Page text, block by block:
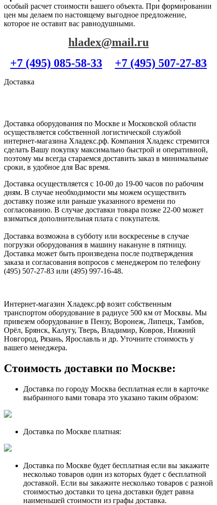
особый расчет стоимости вашего объекта. При формировании
цен мы делаем по настоящему выгодное предложение,
которое не оставит вас равнодушными.
hladex@mail.ru
+7 (495) 085-58-33
+7 (495) 507-27-83
Доставка
Доставка оборудования по Москве и Московской области
осуществляется собственной логистической службой
интернет-магазина Хладекс.рф. Компания Хладекс стремится
сделать Вашу покупку максимально быстрой и оперативной,
поэтому мы всегда стараемся доставить заказ в минимальные
сроки, в удобное для Вас время.
Доставка осуществляется с 10-00 до 19-00 часов по рабочим
дням. В случае необходимости мы можем осуществить
доставку позже или раньше указанного времени по
согласованию. В случае доставки товара позже 22-00 может
взиматься дополнительная плата с покупателя.
Доставка возможна в субботу или воскресенье в случае
погрузки оборудования в машину накануне в пятницу.
Доставка может быть произведена после подтверждения
заказа и согласования вопросов с менеджером по телефону
(495) 507-27-83 или (495) 997-16-48.
Интернет-магазин Хладекс.рф возит собственным
транспортом оборудование в радиусе 500 км от Москвы. Мы
привезем оборудование в Пензу, Воронеж, Липецк, Тамбов,
Орёл, Брянск, Калугу, Тверь, Владимир, Ковров, Нижний
Новгород, Рязань, Ярославль и др. Уточните стоимость у
вашего менеджера.
Стоимость доставки по Москве:
Доставка по городу Москва бесплатная если в карточке
выбранного вами товара это указано таким образом:
Доставка по Москве платная:
Доставка по Москве будет бесплатная если вы закажите
несколько товаров один из которых будет с бесплатной
доставкой. Если вы закажите несколько товаров с разной
стоимостью доставки то цена доставки будет равна
наименьшей стоимости из графы доставка.